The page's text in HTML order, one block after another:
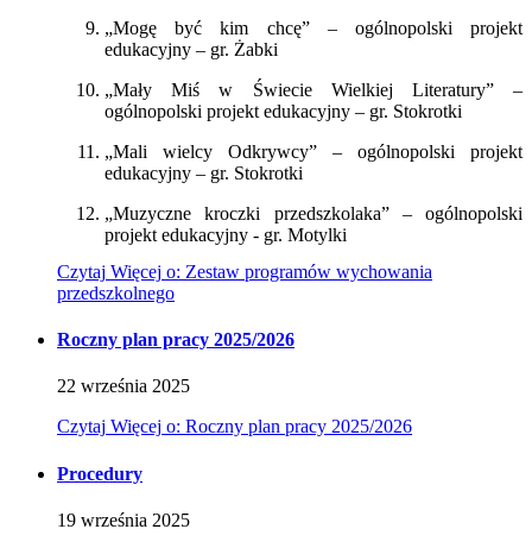
„Mogę być kim chcę” – ogólnopolski projekt
edukacyjny – gr. Żabki
„Mały Miś w Świecie Wielkiej Literatury” –
ogólnopolski projekt edukacyjny – gr. Stokrotki
„Mali wielcy Odkrywcy” – ogólnopolski projekt
edukacyjny – gr. Stokrotki
„Muzyczne kroczki przedszkolaka” – ogólnopolski
projekt edukacyjny - gr. Motylki
Czytaj Więcej o: Zestaw programów wychowania
przedszkolnego
Roczny plan pracy 2025/2026
22 września 2025
Czytaj Więcej o: Roczny plan pracy 2025/2026
Procedury
19 września 2025